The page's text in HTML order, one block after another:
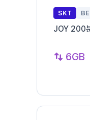
SKT
JOY 200
6GB